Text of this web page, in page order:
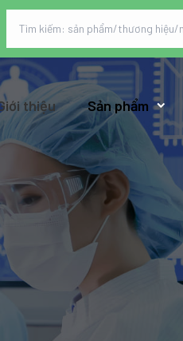
thiệu Sản phẩm